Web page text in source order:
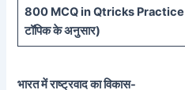
800 MCQ in Qtricks Practice
टॉपिक के अनुसार)
भारत में राष्ट्रवाद का विकास-